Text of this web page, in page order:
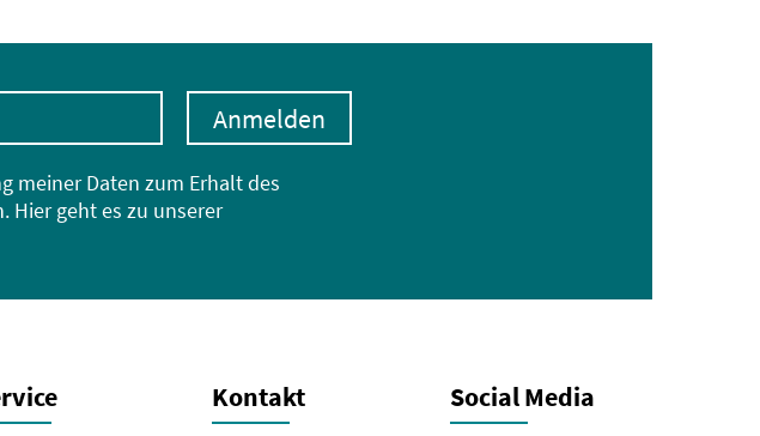
meiner Daten zum Erhalt des
Hier geht es zu unserer
Anmelden
Kontakt Social Media